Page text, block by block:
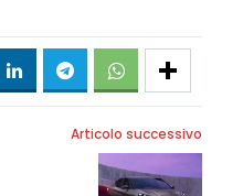
Articolo successivo